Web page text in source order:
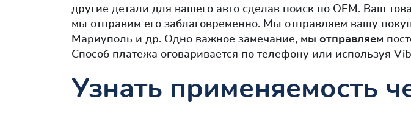
другие детали для вашего авто сделав поиск по OEM. Ваш
мы отправим его заблаговременно. Мы отправляем вашу
Мариуполь и др. Одно важное замечание, мы отправляем
Способ платежа оговаривается по телефону или используя
Узнать применяемость